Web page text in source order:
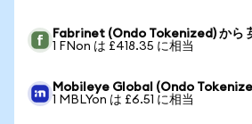
Fabrinet (Ondo Tokenized) から
1 FNon は £418.35 に相当
Mobileye Global (Ondo
1 MBLYon は £6.51 に相当